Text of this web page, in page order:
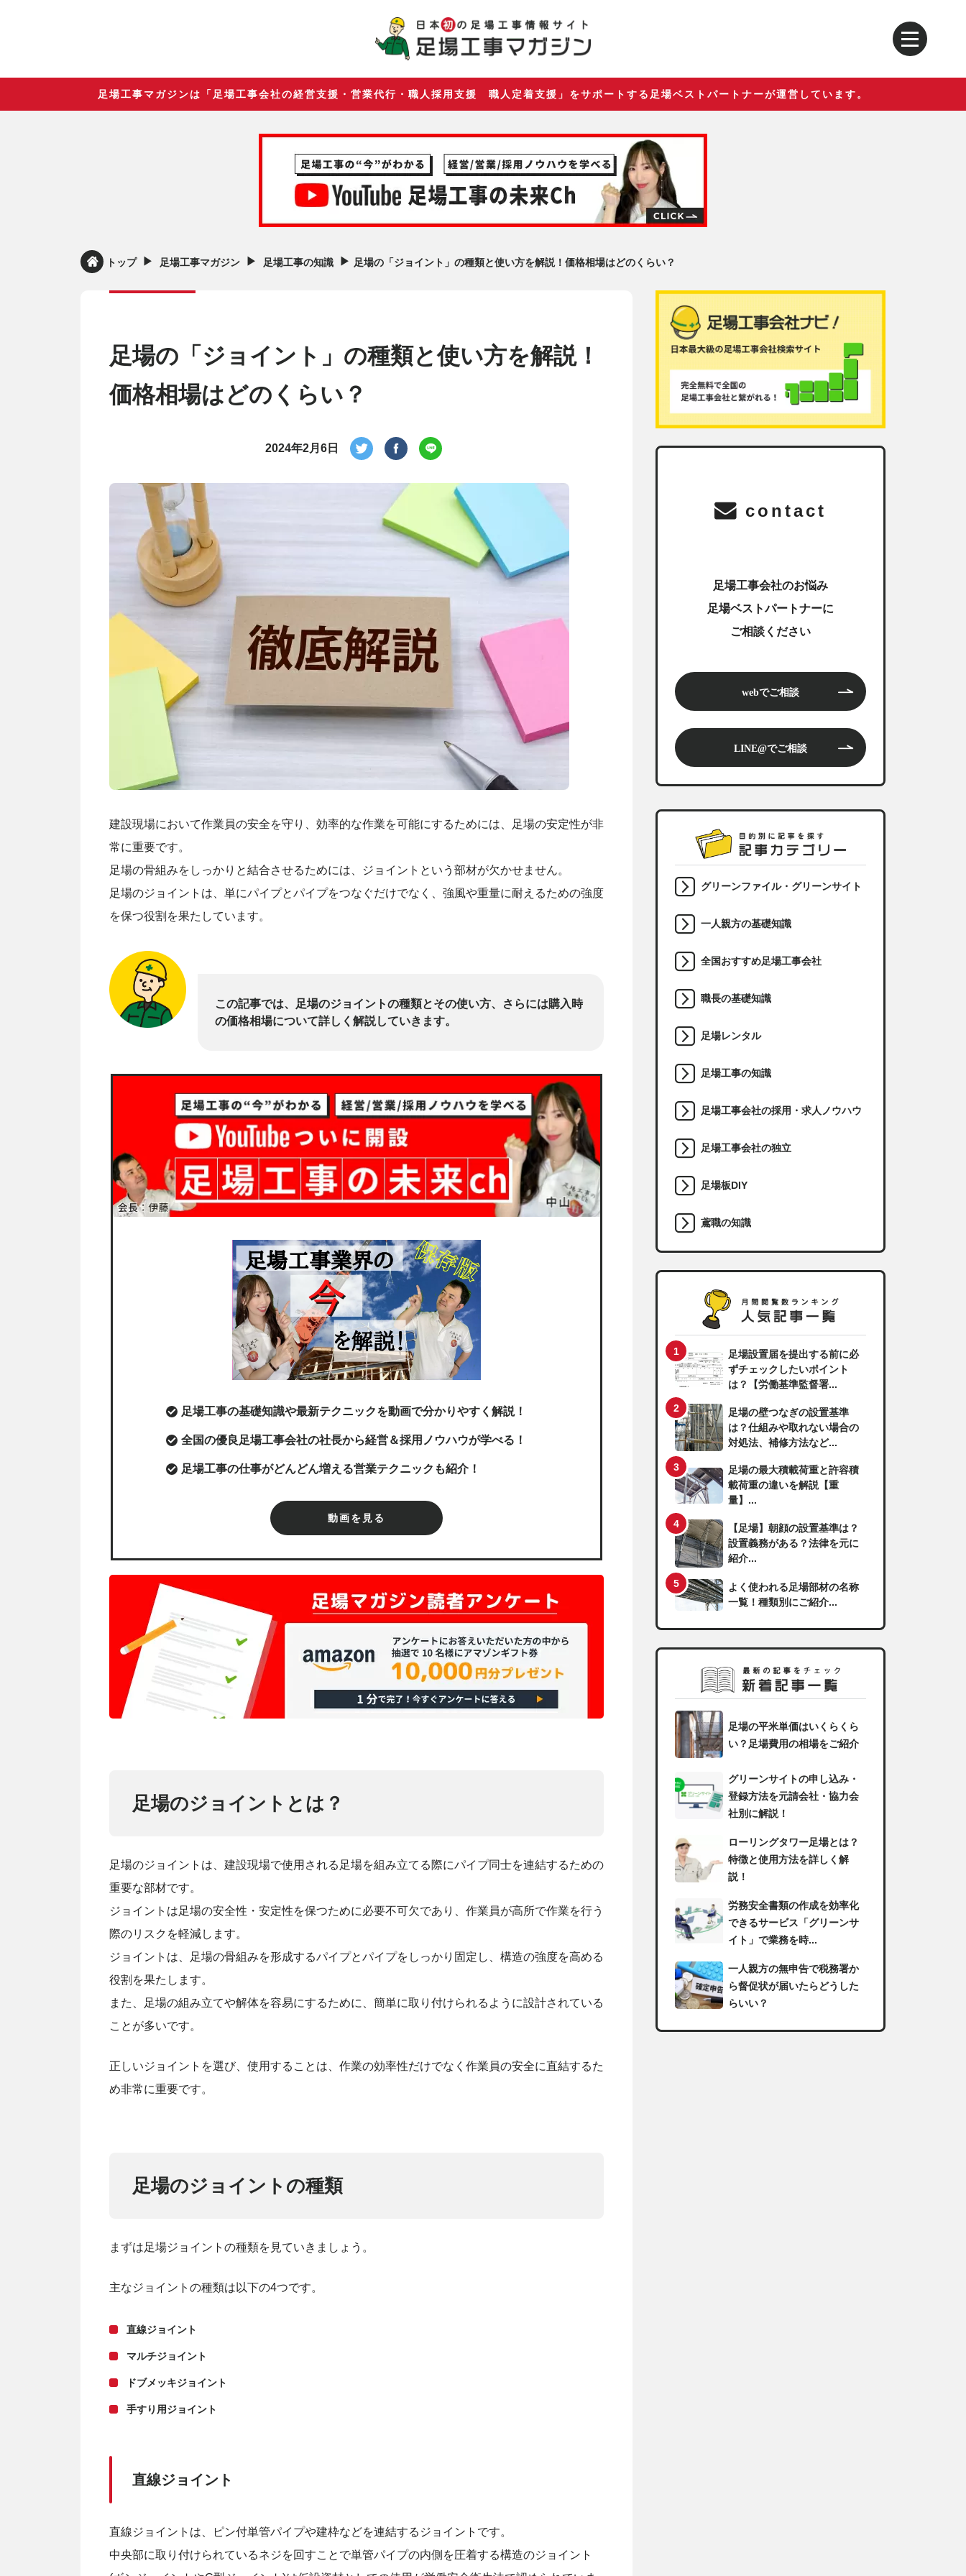
足場工事マガジンは「足場工事会社の経営支援・営業代行・職人採用支援 職人定着支援」をサポートする足場ベストパートナーが運営しています。
トップ ▶︎ 足場工事マガジン ▶︎ 足場工事の知識 ▶︎ 足場の「ジョイント」の種類と使い方を解説！価格相場はどのくらい？
足場の「ジョイント」の種類と使い方を解説！
価格相場はどのくらい？
2024年2月6日
建設現場において作業員の安全を守り、効率的な作業を可能にするためには、足場の安定性が非
常に重要です。
足場の骨組みをしっかりと結合させるためには、ジョイントという部材が欠かせません。
足場のジョイントは、単にパイプとパイプをつなぐだけでなく、強風や重量に耐えるための強度
を保つ役割を果たしています。
この記事では、足場のジョイントの種類とその使い方、さらには購入時
の価格相場について詳しく解説していきます。
足場工事の基礎知識や最新テクニックを動画で分かりやすく解説！
全国の優良足場工事会社の社長から経営＆採用ノウハウが学べる！
足場工事の仕事がどんどん増える営業テクニックも紹介！
動画を見る
足場のジョイントとは？
足場のジョイントは、建設現場で使用される足場を組み立てる際にパイプ同士を連結するための
重要な部材です。
ジョイントは足場の安全性・安定性を保つために必要不可欠であり、作業員が高所で作業を行う
際のリスクを軽減します。
ジョイントは、足場の骨組みを形成するパイプとパイプをしっかり固定し、構造の強度を高める
役割を果たします。
また、足場の組み立てや解体を容易にするために、簡単に取り付けられるように設計されている
ことが多いです。
正しいジョイントを選び、使用することは、作業の効率性だけでなく作業員の安全に直結するた
め非常に重要です。
足場のジョイントの種類
まずは足場ジョイントの種類を見ていきましょう。
主なジョイントの種類は以下の4つです。
直線ジョイント
マルチジョイント
ドブメッキジョイント
手すり用ジョイント
直線ジョイント
直線ジョイントは、ピン付単管パイプや建枠などを連結するジョイントです。
中央部に取り付けられているネジを回すことで単管パイプの内側を圧着する構造のジョイント
contact
足場工事会社のお悩み
足場ベストパートナーに
ご相談ください
webでご相談
LINE@でご相談
グリーンファイル・グリーンサイト
一人親方の基礎知識
全国おすすめ足場工事会社
職長の基礎知識
足場レンタル
足場工事の知識
足場工事会社の採用・求人ノウハウ
足場工事会社の独立
足場板DIY
鳶職の知識
足場設置届を提出する前に必
ずチェックしたいポイント
は？【労働基準監督署...
足場の壁つなぎの設置基準
は？仕組みや取れない場合の
対処法、補修方法など...
足場の最大積載荷重と許容積
載荷重の違いを解説【重
量】...
【足場】朝顔の設置基準は？
設置義務がある？法律を元に
紹介...
よく使われる足場部材の名称
一覧！種類別にご紹介...
足場の平米単価はいくらくら
い？足場費用の相場をご紹介
グリーンサイトの申し込み・
登録方法を元請会社・協力会
社別に解説！
ローリングタワー足場とは？
特徴と使用方法を詳しく解
説！
労務安全書類の作成を効率化
できるサービス「グリーンサ
イト」で業務を時...
一人親方の無申告で税務署か
ら督促状が届いたらどうした
らいい？
足場の組み立てに資格は必